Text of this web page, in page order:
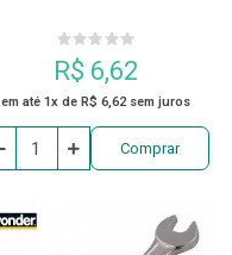
R$ 6,62
em até 1x de R$ 6,62 sem juros
Comprar